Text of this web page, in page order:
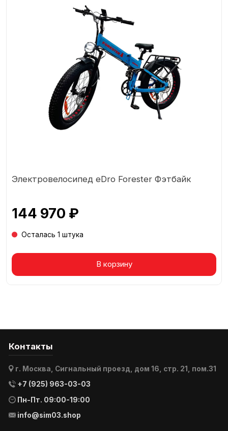
Электровелосипед eDro Forester Фэтбайк
144 970 ₽
Осталась 1 штука
В корзину
Контакты
г. Москва, Сигнальный проезд, дом 16, стр. 21, пом.31
+7 (925) 963-03-03
Пн-Пт. 09:00-19:00
info@sim03.shop